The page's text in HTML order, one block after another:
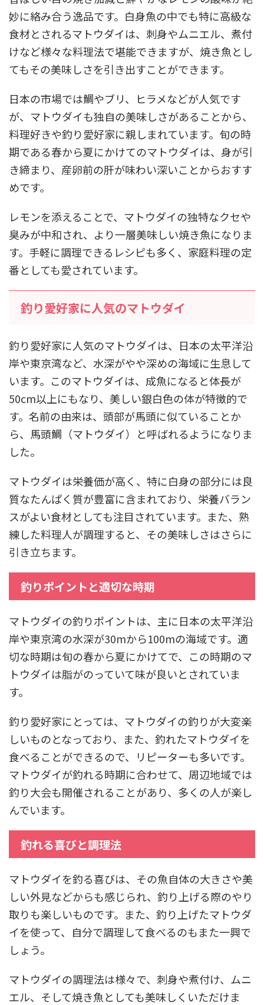
妙に絡み合う逸品です。白身魚の中でも特に高級な
食材とされるマトウダイは、刺身やムニエル、煮付
けなど様々な料理法で堪能できますが、焼き魚とし
てもその美味しさを引き出すことができます。
日本の市場では鯛やブリ、ヒラメなどが人気です
が、マトウダイも独自の美味しさがあることから、
料理好きや釣り愛好家に親しまれています。旬の時
期である春から夏にかけてのマトウダイは、身が引
き締まり、産卵前の肝が味わい深いことからおすす
めです。
レモンを添えることで、マトウダイの独特なクセや
臭みが中和され、より一層美味しい焼き魚になりま
す。手軽に調理できるレシピも多く、家庭料理の定
番としても愛されています。
釣り愛好家に人気のマトウダイ
釣り愛好家に人気のマトウダイは、日本の太平洋沿
岸や東京湾など、水深がやや深めの海域に生息して
います。このマトウダイは、成魚になると体長が
50cm以上にもなり、美しい銀白色の体が特徴的で
す。名前の由来は、頭部が馬頭に似ていることか
ら、馬頭鯛（マトウダイ）と呼ばれるようになりま
した。
マトウダイは栄養価が高く、特に白身の部分には良
質なたんぱく質が豊富に含まれており、栄養バラン
スがよい食材としても注目されています。また、熟
練した料理人が調理すると、その美味しさはさらに
引き立ちます。
釣りポイントと適切な時期
マトウダイの釣りポイントは、主に日本の太平洋沿
岸や東京湾の水深が30mから100mの海域です。適
切な時期は旬の春から夏にかけてで、この時期のマ
トウダイは脂がのっていて味が良いとされていま
す。
釣り愛好家にとっては、マトウダイの釣りが大変楽
しいものとなっており、また、釣れたマトウダイを
食べることができるので、リピーターも多いです。
マトウダイが釣れる時期に合わせて、周辺地域では
釣り大会も開催されることがあり、多くの人が楽し
んでいます。
釣れる喜びと調理法
マトウダイを釣る喜びは、その魚自体の大きさや美
しい外見などからも感じられ、釣り上げる際のやり
取りも楽しいものです。また、釣り上げたマトウダ
イを使って、自分で調理して食べるのもまた一興で
しょう。
マトウダイの調理法は様々で、刺身や煮付け、ムニ
エル、そして焼き魚としても美味しくいただけま